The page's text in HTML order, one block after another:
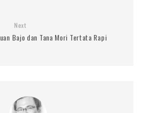
Next
Bajo dan Tana Mori Tertata Rapi